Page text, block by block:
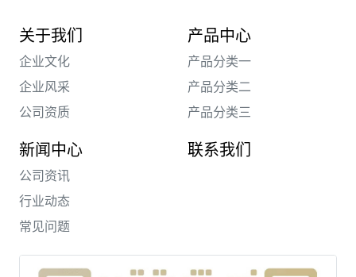
关于我们
企业文化
企业风采
公司资质
产品中心
产品分类一
产品分类二
产品分类三
新闻中心
公司资讯
行业动态
常见问题
联系我们